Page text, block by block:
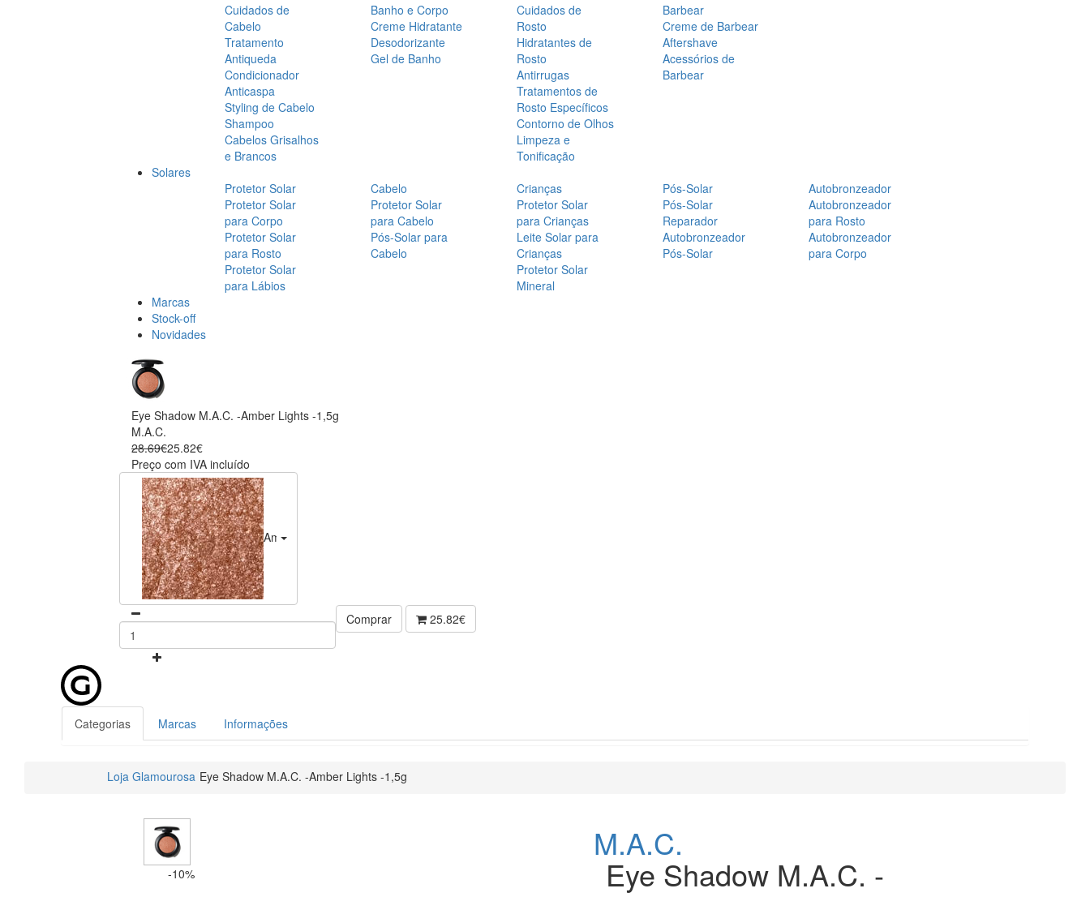
Cuidados de
Cabelo
Tratamento
Antiqueda
Condicionador
Anticaspa
Styling de Cabelo
Shampoo
Cabelos Grisalhos
e Brancos
Banho e Corpo
Creme Hidratante
Desodorizante
Gel de Banho
Cuidados de
Rosto
Hidratantes de
Rosto
Antirrugas
Tratamentos de
Rosto Específicos
Contorno de Olhos
Limpeza e
Tonificação
Barbear
Creme de Barbear
Aftershave
Acessórios de
Barbear
Solares
Protetor Solar
Protetor Solar
para Corpo
Protetor Solar
para Rosto
Protetor Solar
para Lábios
Cabelo
Protetor Solar
para Cabelo
Pós-Solar para
Cabelo
Crianças
Protetor Solar
para Crianças
Leite Solar para
Crianças
Protetor Solar
Mineral
Pós-Solar
Pós-Solar
Reparador
Autobronzeador
Pós-Solar
Autobronzeador
Autobronzeador
para Rosto
Autobronzeador
para Corpo
Marcas
Stock-off
Novidades
Eye Shadow M.A.C. -Amber Lights -1,5g
M.A.C.
28.69€25.82€
Preço com IVA incluído
Amber Lights
Comprar 25.82€
Categorias Marcas Informações
Loja Glamourosa Eye Shadow M.A.C. -Amber Lights -1,5g
-10%
M.A.C.
Eye Shadow M.A.C. -